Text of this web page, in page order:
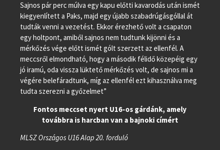
Sajnos pár perc múlva egy kapu előtti kavarodás után ismét
kiegyenlített a Paks, majd egy újabb szabadrúgásgóllal át
tudták venni a vezetést. Ekkor érezhető volt a csapaton
egy holtpont, amiből sajnos nem tudtunk kijönni és a
mérkőzés vége előtt ismét gólt szerzett az ellenfél. A
meccsről elmondható, hogy a második félidő közepéig egy
jó iramú, oda vissza lüktető mérkőzés volt, de sajnos mi a
végére belefáradtunk, míg az ellenfél ezt kihasználva meg
tudta szerezni a győzelmet”
Fontos meccset nyert U16-os gárdánk, amely
továbbra is harcban van a bajnoki címért
MLSZ Országos U16 Alap 20. forduló